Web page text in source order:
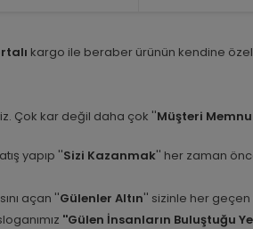
kargo ile beraber ürünün kendine özel
Çok kar değil daha çok ''Müşteri
yapıp ''Sizi Kazanmak'' her zaman
açan ''Gülenler Altın'' sizinle her
''Gülen İnsanların Buluştuğu